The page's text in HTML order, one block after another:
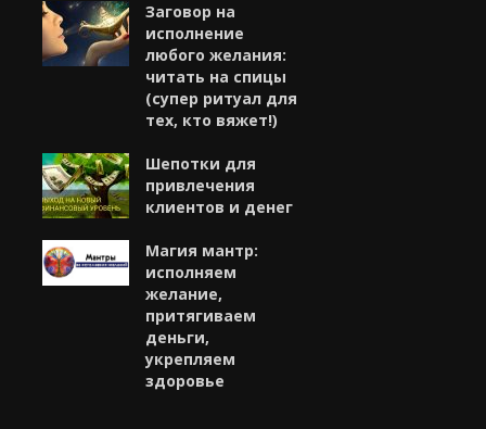
Заговор на
исполнение
любого желания:
читать на спицы
(супер ритуал для
тех, кто вяжет!)
Шепотки для
привлечения
клиентов и денег
Магия мантр:
исполняем
желание,
притягиваем
деньги,
укрепляем
здоровье